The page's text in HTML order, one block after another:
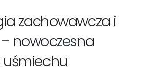
zachowawcza i
nowoczesna